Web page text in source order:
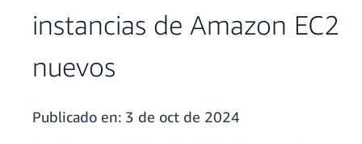
instancias de Amazon EC2
nuevos
Publicado en: 3 de oct de 2024